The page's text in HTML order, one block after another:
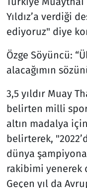
Yıldız’a verdiği
ediyoruz" diye
Özge Söyüncü:
alacağımın
3,5 yıldır Muay
belirten milli
altın madalya
belirterek,
dünya
rakibimi yenerek
Geçen yıl da